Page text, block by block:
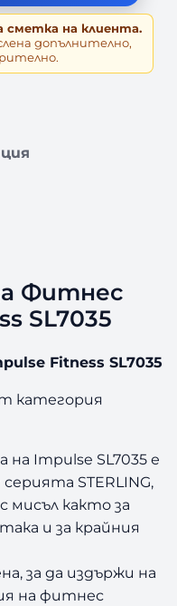
сметка на клиента.
допълнително,
Фитнес
SL7035
Fitness SL7035
категория
Impulse SL7035 е
STERLING,
мисъл както за
и за крайния
за да издържи на
на фитнес